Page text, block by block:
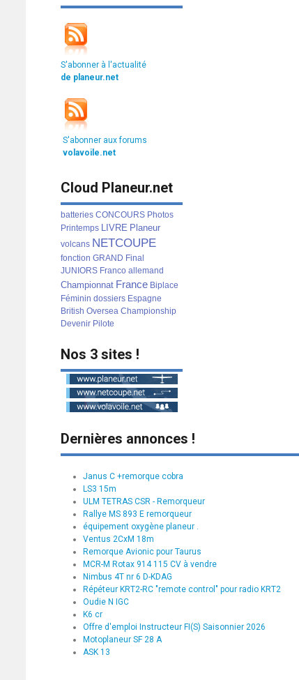
S'abonner à l'actualité
de planeur.net
S'abonner aux forums
volavoile.net
Cloud Planeur.net
batteries CONCOURS Photos
Printemps LIVRE Planeur
volcans NETCOUPE
fonction GRAND Final
JUNIORS Franco allemand
Championnat France Biplace
Féminin dossiers Espagne
British Oversea Championship
Devenir Pilote
Nos 3 sites !
Dernières annonces !
Janus C +remorque cobra
LS3 15m
ULM TETRAS CSR - Remorqueur
Rallye MS 893 E remorqueur
équipement oxygène planeur .
Ventus 2CxM 18m
Remorque Avionic pour Taurus
MCR-M Rotax 914 115 CV à vendre
Nimbus 4T nr 6 D-KDAG
Répéteur KRT2-RC "remote control" pour radio KRT2
Oudie N IGC
K6 cr
Offre d'emploi Instructeur FI(S) Saisonnier 2026
Motoplaneur SF 28 A
ASK 13